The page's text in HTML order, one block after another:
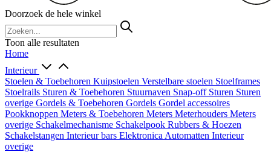
Doorzoek de hele winkel
Toon alle resultaten
Home
Interieur
Stoelen & Toebehoren Kuipstoelen Verstelbare stoelen Stoelframes
Stoelrails Sturen & Toebehoren Stuurnaven Snap-off Sturen Sturen
overige Gordels & Toebehoren Gordels Gordel accessoires
Pookknoppen Meters & Toebehoren Meters Meterhouders Meters
overige Schakelmechanisme Schakelpook Rubbers & Hoezen
Schakelstangen Interieur bars Elektronica Automatten Interieur
overige